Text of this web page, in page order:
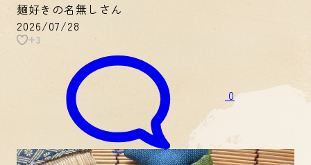
麺好きの名無しさん
2026/07/28
+3
0